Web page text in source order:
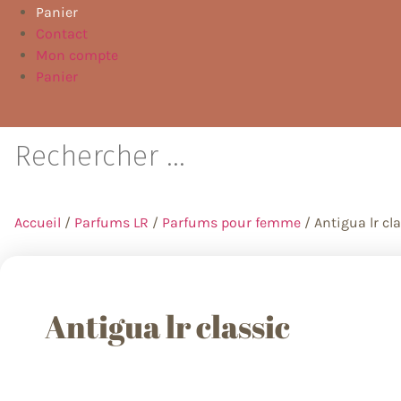
Panier
Contact
Mon compte
Panier
Accueil / Parfums LR / Parfums pour femme / Antigua lr
Antigua lr classic